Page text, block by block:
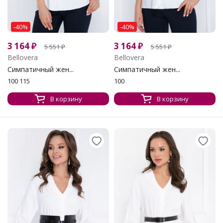
-40%
3 164₽ 5 551₽
Bellovera
Симпатичный жен...
100 115
В корзину
-40%
3 164₽ 5 551₽
Bellovera
Симпатичный жен...
100
В корзину